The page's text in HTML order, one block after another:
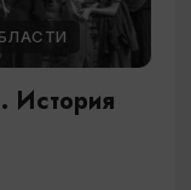
История